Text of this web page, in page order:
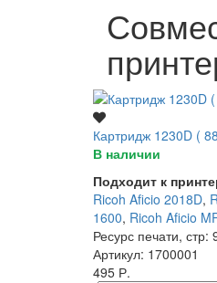
Картридж 1230D (
В наличии
Подходит к
Ricoh Aficio 2018D,
1600, Ricoh Aficio
Ресурс печати, стр:
Артикул: 1700001
495 Р.